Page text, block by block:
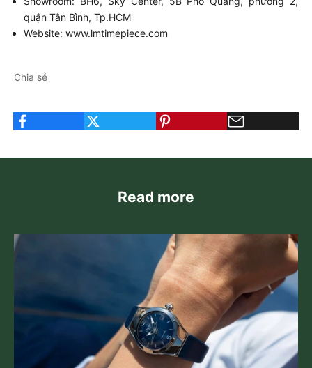
quận Tân Bình, Tp.HCM
Website: www.lmtimepiece.com
Chia sẻ
Read more